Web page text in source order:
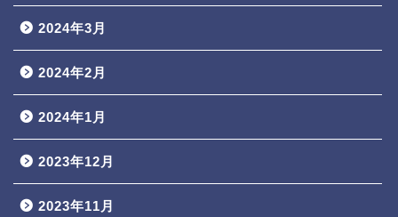
2024年3月
2024年2月
2024年1月
2023年12月
2023年11月